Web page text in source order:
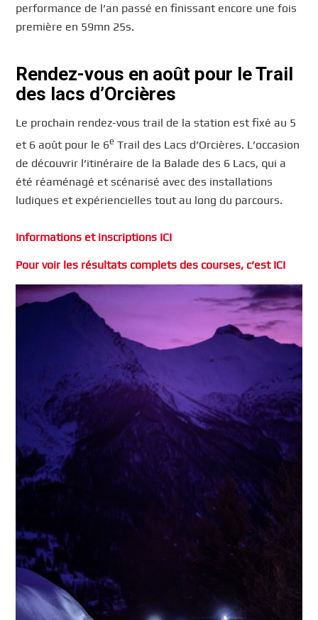
performance de l’an passé en finissant encore une fois
première en 59mn 25s.
Rendez-vous en août pour le Trail
des lacs d’Orcières
Le prochain rendez-vous trail de la station est fixé au 5
et 6 août pour le 6e Trail des Lacs d’Orcières. L’occasion
de découvrir l’itinéraire de la Balade des 6 Lacs, qui a
été réaménagé et scénarisé avec des installations
ludiques et expériencielles tout au long du parcours.
Informations et inscriptions ICI
Pour voir les résultats complets des courses, c’est ICI